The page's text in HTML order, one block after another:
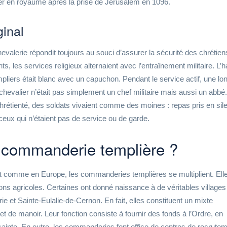
en royaume après la prise de Jérusalem en 1096.
répondit toujours au souci d’assurer la sécurité des
les services religieux alternaient avec l’entraînement militaire.
était blanc avec un capuchon. Pendant le service actif, une
n’était pas simplement un chef militaire mais aussi un
des soldats vivaient comme des moines : repas pris en
qui n’étaient pas de service ou de garde.
templière ?
en Europe, les commanderies templières se multiplient.
agricoles. Certaines ont donné naissance à de véritables villages
et Sainte-Eulalie-de-Cernon. En fait, elles constituent un mixte
de manoir. Leur fonction consiste à fournir des fonds à l’Ordre, en